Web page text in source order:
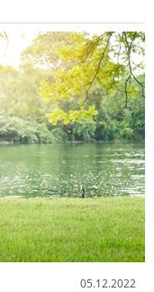
05.12.2022